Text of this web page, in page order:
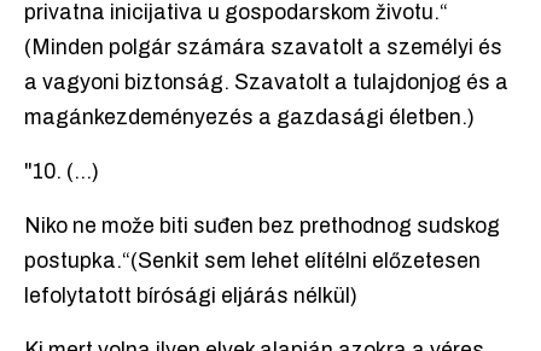
privatna inicijativa u gospodarskom životu.“
(Minden polgár számára szavatolt a személyi és
a vagyoni biztonság. Szavatolt a tulajdonjog és a
magánkezdeményezés a gazdasági életben.)
"10. (...)
Niko ne može biti suđen bez prethodnog sudskog
postupka.“(Senkit sem lehet elítélni előzetesen
lefolytatott bírósági eljárás nélkül)